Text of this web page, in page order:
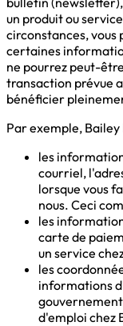
un produit ou
circonstances, vous
certaines
ne pourrez peut-
transaction prévue
bénéficier
Par exemple,
les
courriel,
lorsque vous
nous. Ceci
les
carte de
un service
les
informations
d'emploi chez